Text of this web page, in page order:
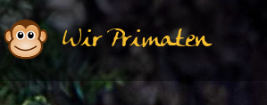
Wir Primaten